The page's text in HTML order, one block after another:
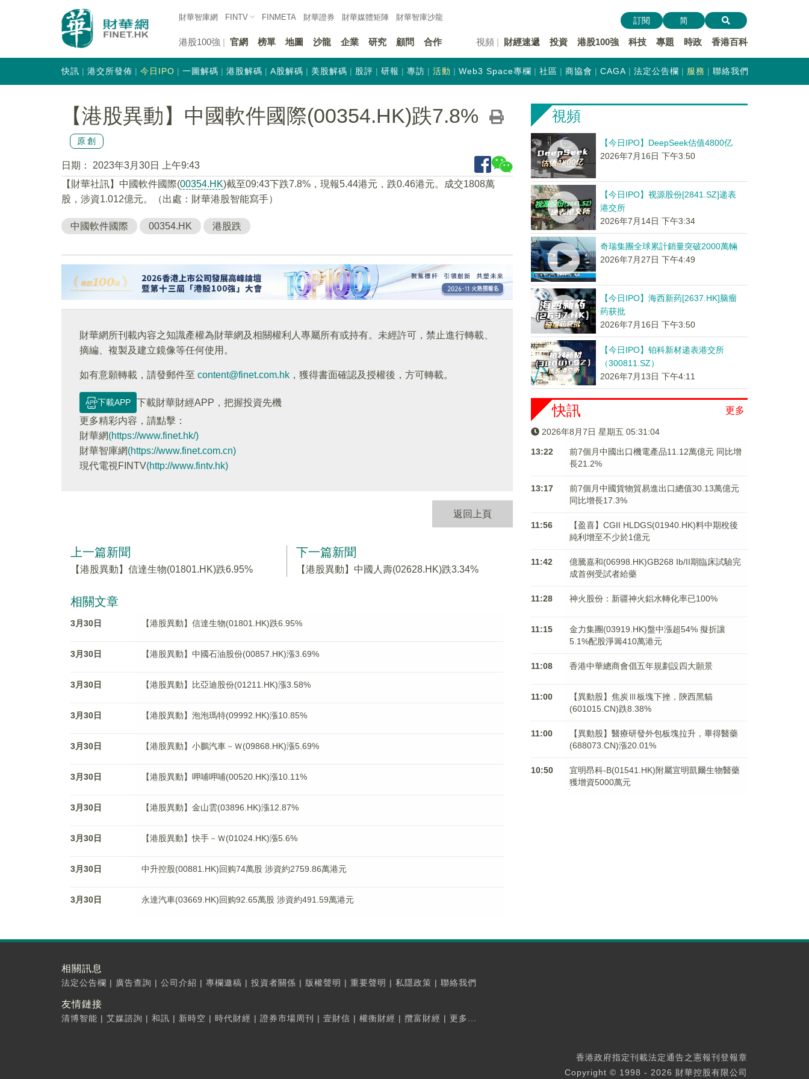
財華智庫網 FINTV FINMETA 財華證券 財華媒體矩陣 財華智庫沙龍
港股100強 官網 榜單 地圖 沙龍 企業 研究 顧問 合作 視頻 財經速遞 投資 港股100強 科技 專題 時政 香港百科
訂閱 简
快訊 港交所發佈 今日IPO 一圖解碼 港股解碼 A股解碼 美股解碼 股評 研報 專訪 活動 Web3 Space專欄 社區 商協會 CAGA 法定公告欄 服務 聯絡我們
【港股異動】中國軟件國際(00354.HK)跌7.8%
原創
日期：
2023年3月30日 上午9:43
【財華社訊】中國軟件國際(00354.HK)截至09:43下跌7.8%，現報5.44港元，跌0.46港元。成交1808萬
股，涉資1.012億元。（出處：財華港股智能寫手）
中國軟件國際 00354.HK 港股跌
財華網所刊載內容之知識產權為財華網及相關權利人專屬所有或持有。未經許可，禁止進行轉載、
摘編、複製及建立鏡像等任何使用。
如有意願轉載，請發郵件至 content@finet.com.hk ，獲得書面確認及授權後，方可轉載。
下載APP
下載財華財經APP，把握投資先機
更多精彩内容，請點擊：
財華網(https://www.finet.hk/)
財華智庫網(https://www.finet.com.cn)
現代電視FINTV(http://www.fintv.hk)
返回上頁
上一篇新聞
【港股異動】信達生物(01801.HK)跌6.95%
下一篇新聞
【港股異動】中國人壽(02628.HK)跌3.34%
相關文章
3月30日 【港股異動】信達生物(01801.HK)跌6.95%
3月30日 【港股異動】中國石油股份(00857.HK)漲3.69%
3月30日 【港股異動】比亞迪股份(01211.HK)漲3.58%
3月30日 【港股異動】泡泡瑪特(09992.HK)漲10.85%
3月30日 【港股異動】小鵬汽車－Ｗ(09868.HK)漲5.69%
3月30日 【港股異動】呷哺呷哺(00520.HK)漲10.11%
3月30日 【港股異動】金山雲(03896.HK)漲12.87%
3月30日 【港股異動】快手－Ｗ(01024.HK)漲5.6%
3月30日 中升控股(00881.HK)回购74萬股 涉資約2759.86萬港元
3月30日 永達汽車(03669.HK)回购92.65萬股 涉資約491.59萬港元
視頻
【今日IPO】DeepSeek估值4800亿
2026年7月16日 下午3:50
【今日IPO】视源股份[2841.SZ]递表
港交所
2026年7月14日 下午3:34
奇瑞集團全球累計銷量突破2000萬輛
2026年7月27日 下午4:49
【今日IPO】海西新药[2637.HK]脑瘤
药获批
2026年7月16日 下午3:50
【今日IPO】铂科新材递表港交所
（300811.SZ）
2026年7月13日 下午4:11
更多
快訊
2026年8月7日 星期五 05:31:04
13:22
前7個月中國出口機電產品11.12萬億元 同比增
長21.2%
13:17
前7個月中國貨物貿易進出口總值30.13萬億元
同比增長17.3%
11:56
【盈喜】CGII HLDGS(01940.HK)料中期稅後
純利增至不少於1億元
11:42
億騰嘉和(06998.HK)GB268 Ib/II期臨床試驗完
成首例受試者給藥
11:28 神火股份：新疆神火鋁水轉化率已100%
11:15
金力集團(03919.HK)盤中漲超54% 擬折讓
5.1%配股淨籌410萬港元
11:08 香港中華總商會倡五年規劃設四大願景
11:00
【異動股】焦炭Ⅲ板塊下挫，陝西黑貓
(601015.CN)跌8.38%
11:00
【異動股】醫療研發外包板塊拉升，畢得醫藥
(688073.CN)漲20.01%
10:50
宜明昂科-B(01541.HK)附屬宜明凱爾生物醫藥
獲增資5000萬元
相關訊息
法定公告欄 | 廣告查詢 | 公司介紹 | 專欄邀稿 | 投資者關係 | 版權聲明 | 重要聲明 | 私隱政策 | 聯絡我們
友情鏈接
清博智能 | 艾媒諮詢 | 和訊 | 新時空 | 時代財經 | 證券市場周刊 | 壹財信 | 權衡財經 | 攬富財經 | 更多...
香港政府指定刊載法定通告之憲報刊登報章
Copyright © 1998 - 2026 財華控股有限公司